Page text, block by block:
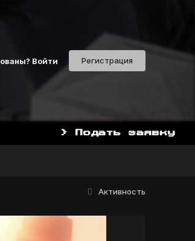
Войти Регистрация
НАЧАТЬ ИГРАТЬ СЕЙЧАС
> Подать заявку
Активность